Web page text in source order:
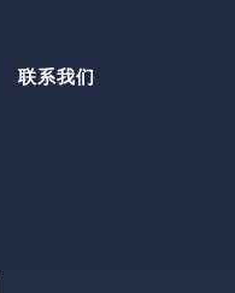
联系我们